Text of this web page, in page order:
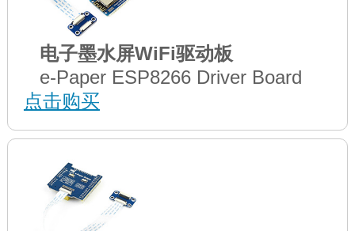
电子墨水屏WiFi驱动板
e-Paper ESP8266 Driver Board
点击购买